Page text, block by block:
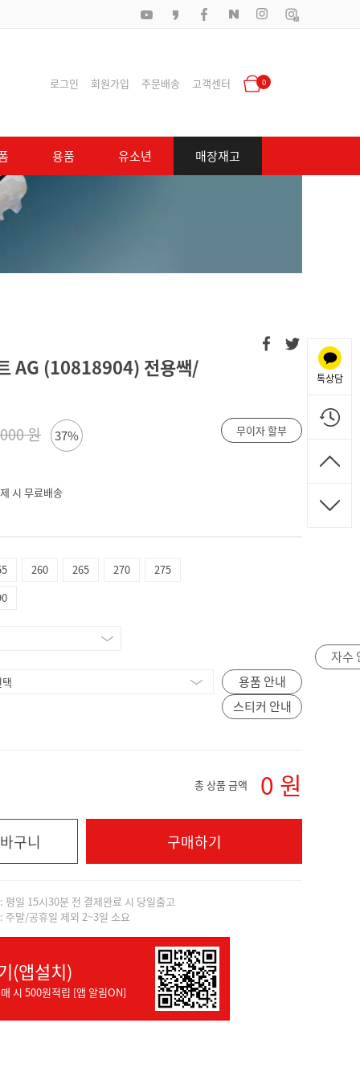
로그인 회원가입 주문배송 고객센터 0
용품 유소년 매장재고
AG (10818904) 전용쌕/
원 37% 무이자 할부
시 무료배송
260 265 270
275
용품 안내
스티커 안내
자수
총 상품 금액 0 원
구니 구매하기
평일 15시30분 전 결제완료 시 당일출고
주말/공휴일 제외 2~3일 소요
(앱설치)
시 500원적립 [앱 알림ON]
톡상담